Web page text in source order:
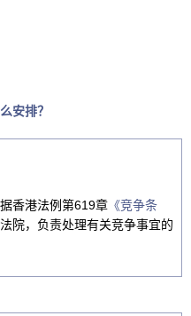
安排？
香港法例第619章 《竞争条
院，负责处理有关竞争事宜的